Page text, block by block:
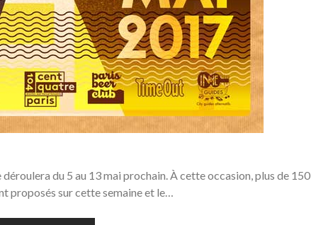
du 5 au 13 mai prochain. À cette occasion, plus de 150
proposés sur cette semaine et le…